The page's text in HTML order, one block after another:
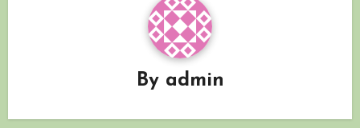
By admin